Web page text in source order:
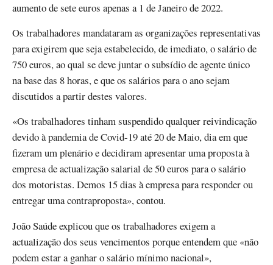
aumento de sete euros apenas a 1 de Janeiro de 2022.
Os trabalhadores mandataram as organizações representativas
para exigirem que seja estabelecido, de imediato, o salário de
750 euros, ao qual se deve juntar o subsídio de agente único
na base das 8 horas, e que os salários para o ano sejam
discutidos a partir destes valores.
«Os trabalhadores tinham suspendido qualquer reivindicação
devido à pandemia de Covid-19 até 20 de Maio, dia em que
fizeram um plenário e decidiram apresentar uma proposta à
empresa de actualização salarial de 50 euros para o salário
dos motoristas. Demos 15 dias à empresa para responder ou
entregar uma contraproposta», contou.
João Saúde explicou que os trabalhadores exigem a
actualização dos seus vencimentos porque entendem que «não
podem estar a ganhar o salário mínimo nacional»,